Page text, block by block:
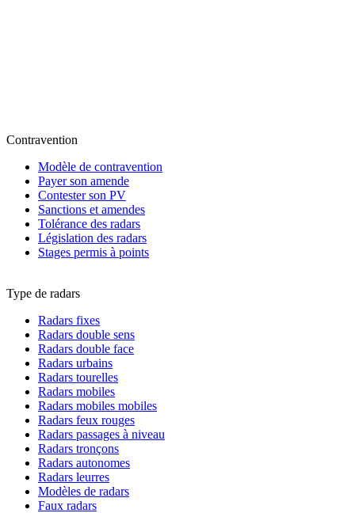
Contravention
Modèle de contravention
Payer son amende
Contester son PV
Sanctions et amendes
Tolérance des radars
Législation des radars
Stages permis à points
Type de radars
Radars fixes
Radars double sens
Radars double face
Radars urbains
Radars tourelles
Radars mobiles
Radars mobiles mobiles
Radars feux rouges
Radars passages à niveau
Radars tronçons
Radars autonomes
Radars leurres
Modèles de radars
Faux radars